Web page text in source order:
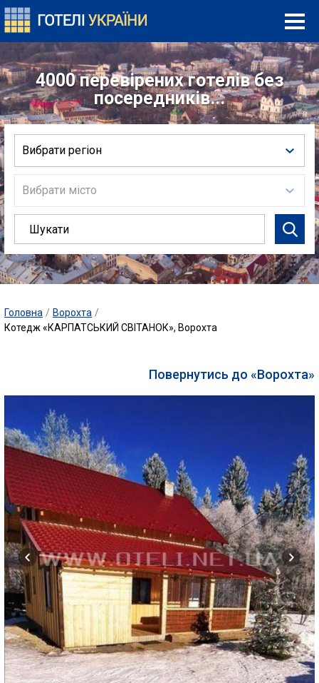
4000 перевірених готелів без
посередників...
Вибрати регіон
Вибрати місто
Головна / Ворохта /
Котедж «КАРПАТСЬКИЙ СВІТАНОК», Ворохта
Повернутись до «Ворохта»